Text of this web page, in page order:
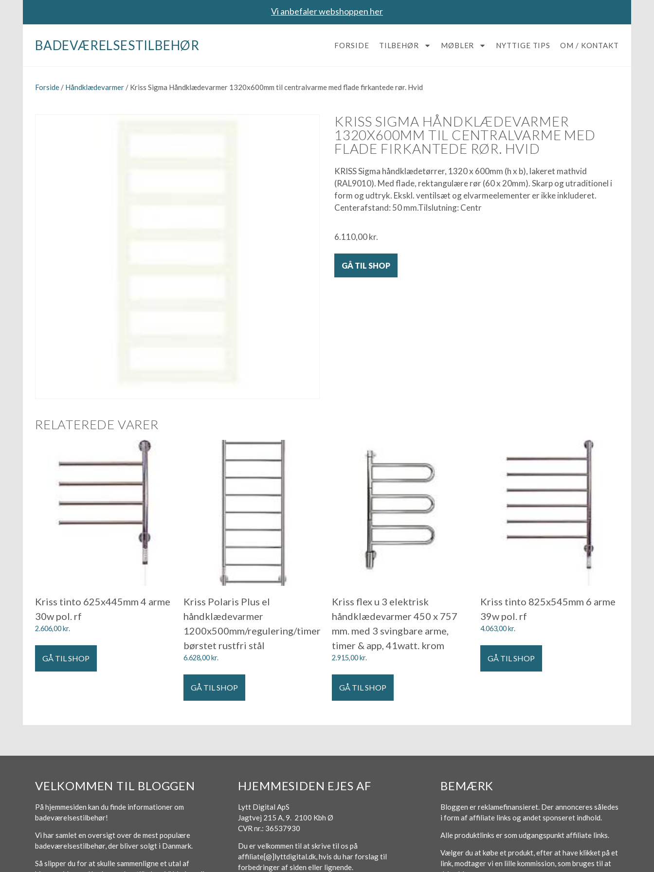
Vi anbefaler webshoppen her
BADEVÆRELSESTILBEHØR FORSIDE TILBEHØR MØBLER NYTTIGE TIPS OM / KONTAKT
Forside / Håndklædevarmer / Kriss Sigma Håndklædevarmer 1320x600mm til centralvarme med flade firkantede rør. Hvid
KRISS SIGMA HÅNDKLÆDEVARMER
1320X600MM TIL CENTRALVARME MED
FLADE FIRKANTEDE RØR. HVID
KRISS Sigma håndklædetørrer, 1320 x 600mm (h x b), lakeret mathvid
(RAL9010). Med flade, rektangulære rør (60 x 20mm). Skarp og utraditionel i
form og udtryk. Ekskl. ventilsæt og elvarmeelementer er ikke inkluderet.
Centerafstand: 50 mm.Tilslutning: Centr
6.110,00kr.
GÅ TIL SHOP
RELATEREDE VARER
Kriss tinto 625x445mm 4 arme
30w pol. rf
2.606,00kr.
GÅ TIL SHOP
Kriss Polaris Plus el
håndklædevarmer
1200x500mm/regulering/timer
børstet rustfri stål
6.628,00kr.
GÅ TIL SHOP
Kriss flex u 3 elektrisk
håndklædevarmer 450 x 757
mm. med 3 svingbare arme,
timer & app, 41watt. krom
2.915,00kr.
GÅ TIL SHOP
Kriss tinto 825x545mm 6 arme
39w pol. rf
4.063,00kr.
GÅ TIL SHOP
VELKOMMEN TIL BLOGGEN
På hjemmesiden kan du finde informationer om
badeværelsestilbehør!
Vi har samlet en oversigt over de mest populære
badeværelsestilbehør, der bliver solgt i Danmark.
Så slipper du for at skulle sammenligne et utal af
HJEMMESIDEN EJES AF
Lytt Digital ApS
Jagtvej 215 A, 9. 2100 Kbh Ø
CVR nr.: 36537930
Du er velkommen til at skrive til os på
affiliate[@]lyttdigital.dk, hvis du har forslag til
forbedringer af siden eller lignende.
BEMÆRK
Bloggen er reklamefinansieret. Der annonceres således
i form af affiliate links og andet sponseret indhold.
Alle produktlinks er som udgangspunkt affiliate links.
Vælger du at købe et produkt, efter at have klikket på et
link, modtager vi en lille kommission, som bruges til at